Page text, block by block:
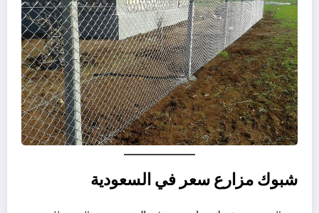
شبوك مزارع سعر في السعودية